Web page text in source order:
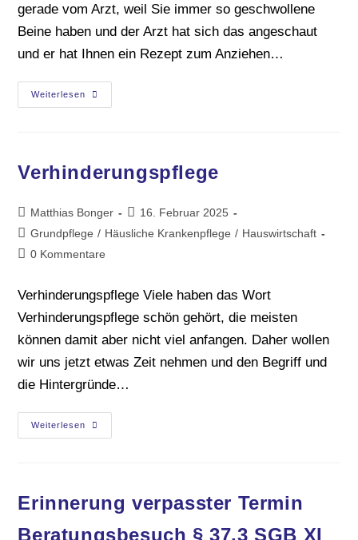
gerade vom Arzt, weil Sie immer so geschwollene
Beine haben und der Arzt hat sich das angeschaut
und er hat Ihnen ein Rezept zum Anziehen…
Weiterlesen
Verhinderungspflege
Matthias Bonger
16. Februar 2025
Grundpflege / Häusliche Krankenpflege / Hauswirtschaft
0 Kommentare
Verhinderungspflege Viele haben das Wort
Verhinderungspflege schön gehört, die meisten
können damit aber nicht viel anfangen. Daher wollen
wir uns jetzt etwas Zeit nehmen und den Begriff und
die Hintergründe…
Weiterlesen
Erinnerung verpasster Termin
Beratungsbesuch § 37.3 SGB XI